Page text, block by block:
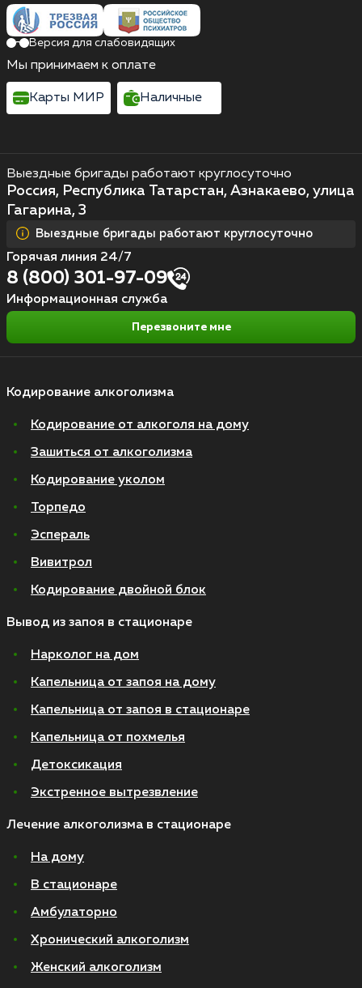
Кодирование алкоголизма
Кодирование от алкоголя на дому
Зашиться от алкоголизма
Кодирование уколом
Торпедо
Эспераль
Вивитрол
Кодирование двойной блок
Вывод из запоя в стационаре
Нарколог на дом
Капельница от запоя на дому
Капельница от запоя в стационаре
Капельница от похмелья
Детоксикация
Экстренное вытрезвление
Лечение алкоголизма в стационаре
На дому
В стационаре
Амбулаторно
Хронический алкоголизм
Женский алкоголизм
Выездные бригады работают круглосуточно
Россия, Республика Татарстан, Азнакаево, улица
Гагарина, 3
Выездные бригады работают круглосуточно
Горячая линия 24/7
8 (800) 301-97-09
Информационная служба
Перезвоните мне
Версия для слабовидящих
Мы принимаем к оплате
Карты МИР Наличные